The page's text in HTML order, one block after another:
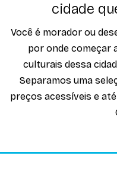
cidade
Você é morador ou
por onde começar
culturais dessa
Separamos uma
preços acessíveis e